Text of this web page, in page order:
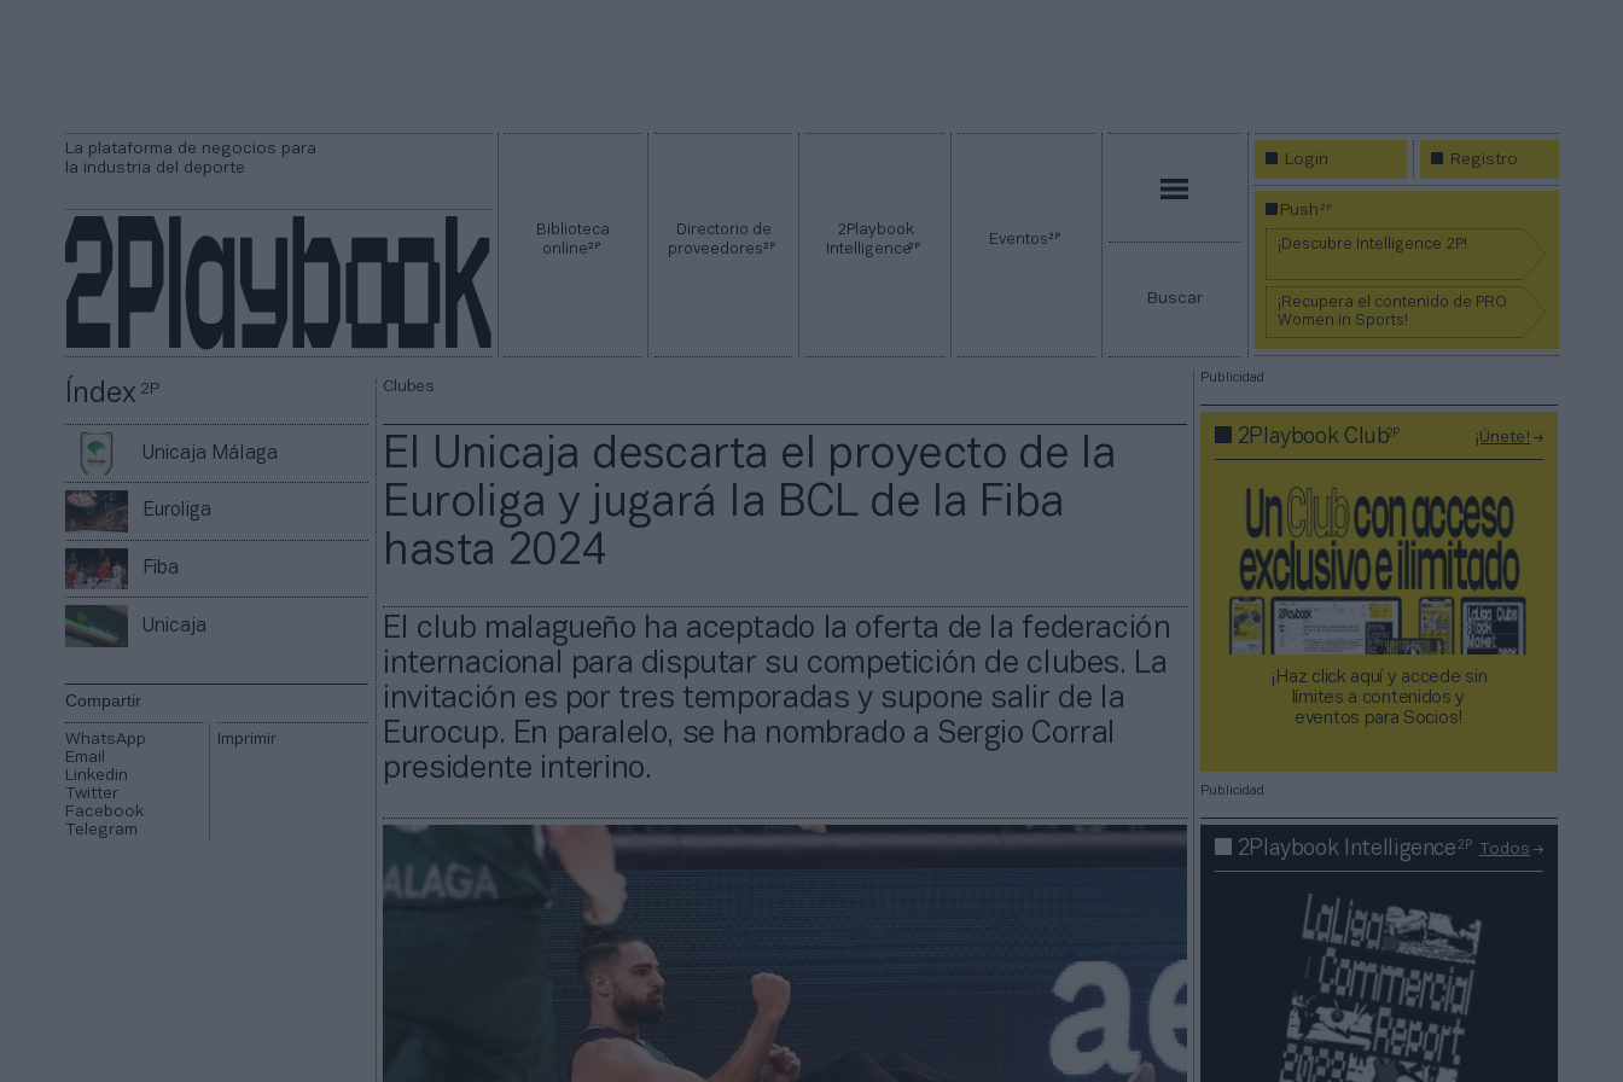
La plataforma de negocios para
la industria del deporte
Biblioteca
online2P
Directorio de
proveedores2P
2Playbook
Intelligence2P Eventos2P
Buscar
Login Registro
Push2P
¡Descubre Intelligence 2P!
¡Recupera el contenido de PRO
Women in Sports!
Índex2P
Unicaja Málaga
Euroliga
Fiba
Unicaja
Compartir
WhatsApp
Email
Linkedin
Twitter
Facebook
Telegram
Imprimir
Clubes
El Unicaja descarta el proyecto de la
Euroliga y jugará la BCL de la Fiba
hasta 2024
El club malagueño ha aceptado la oferta de la federación
internacional para disputar su competición de clubes. La
invitación es por tres temporadas y supone salir de la
Eurocup. En paralelo, se ha nombrado a Sergio Corral
presidente interino.
Publicidad
2Playbook Club2P ¡Únete!
¡Haz click aquí y accede sin
límites a contenidos y
eventos para Socios!​​​​​​​
Publicidad
2Playbook Intelligence2P Todos